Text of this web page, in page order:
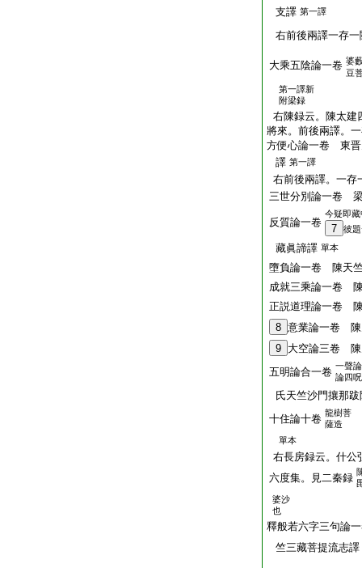
支譯 第一譯
右前後兩譯一存一
大乘五陰論一卷 婆
豆
第一譯新
附梁録
右陳録云。陳太建
將來。前後兩譯。
方便心論一卷 東晋
譯 第一譯
右前後兩譯。一存
三世分別論一卷
反質論一卷
今疑即
7 彼
藏眞諦譯 單本
墮負論一卷 陳天
成就三乘論一卷
正説道理論一卷
8 意業論一卷 陳
9 大空論三卷 陳
五明論合一卷 一聲
論四
氏天竺沙門攘那跋
十住論十卷 龍樹菩
薩造
單本
右長房録云。什公
六度集。見二秦録
婆沙
也
釋般若六字三句論
竺三藏菩提流志譯